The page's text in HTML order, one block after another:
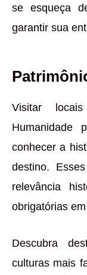
se esqueça
garantir sua
Visitar
Humanidade
conhecer a
destino.
relevância
obrigatórias
Descubra
culturas mais